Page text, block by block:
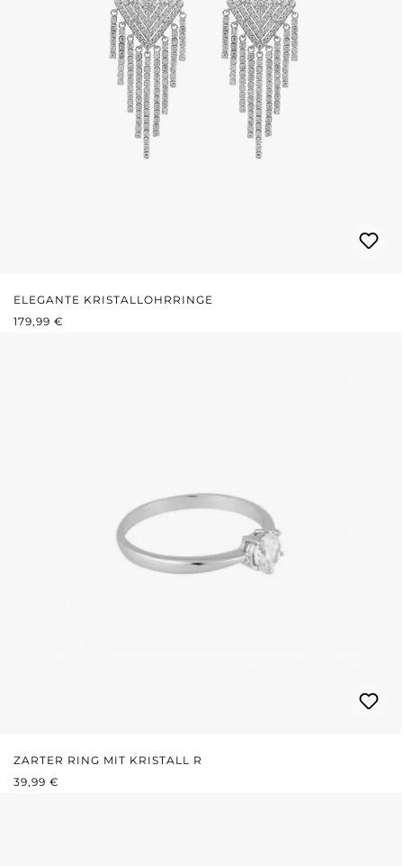
ELEGANTE KRISTALLOHRRINGE
REGULÄRER PREIS:
179,99 €
ZARTER RING MIT KRISTALL R
REGULÄRER PREIS:
39,99 €